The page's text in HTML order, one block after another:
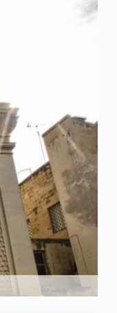
PUBBLICITÀ CONTATTI